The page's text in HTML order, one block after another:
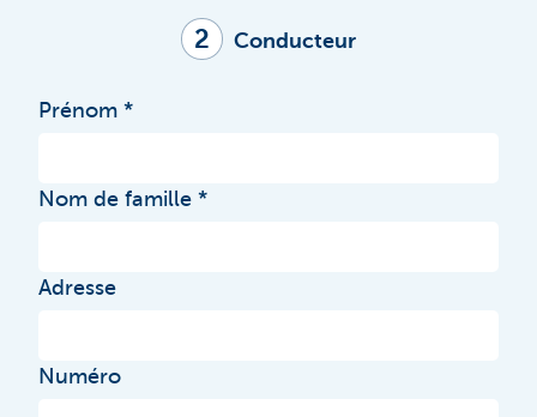
2 Conducteur
Prénom
Nom de famille
Adresse
Numéro